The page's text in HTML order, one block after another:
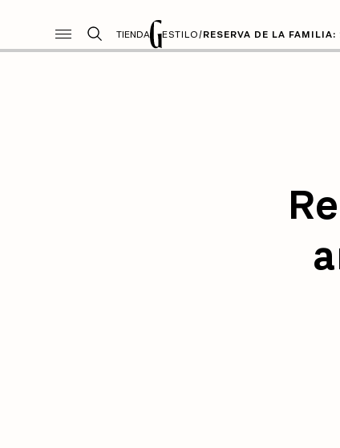
TIENDA ESTILO/RESERVA DE LA